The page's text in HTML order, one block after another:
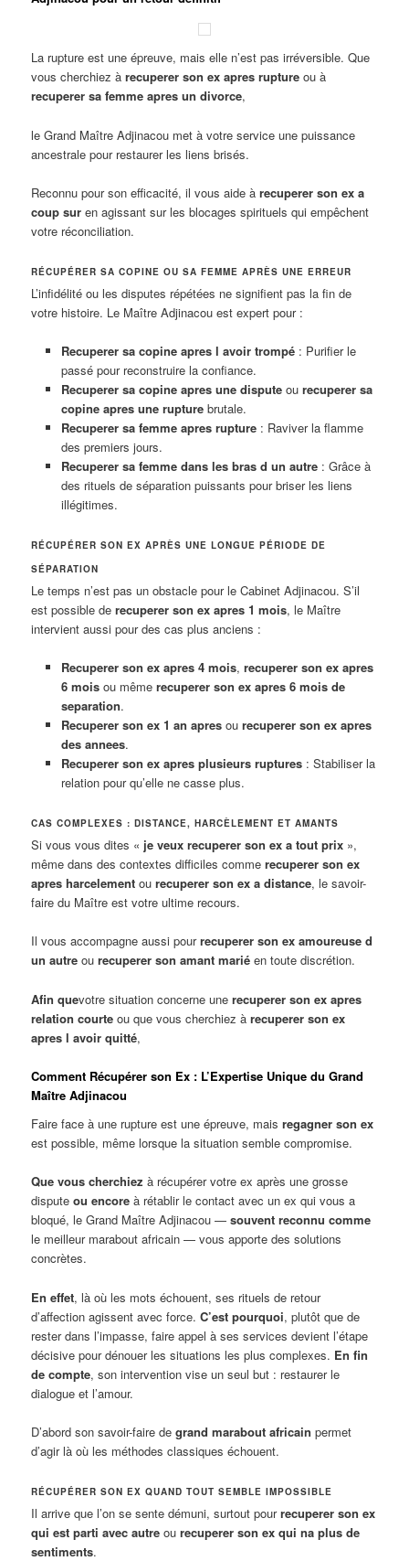
La rupture est une épreuve, mais elle n’est pas irréversible. Que
vous cherchiez àrecuperer son ex apres rupture ou à
recuperer sa femme apres un divorce,
le Grand Maître Adjinacou met à votre service une puissance
ancestrale pour restaurer les liens brisés.
Reconnu pour son efficacité, il vous aide àrecuperer son ex a
coup sur en agissant sur les blocages spirituels qui empêchent
votre réconciliation.
RÉCUPÉRER SA COPINE OU SA FEMME APRÈS UNE ERREUR
L’infidélité ou les disputes répétées ne signifient pas la fin de
votre histoire. Le Maître Adjinacou est expert pour :
Recuperer sa copine apres l avoir trompé: Purifier le
passé pour reconstruire la confiance.
Recuperer sa copine apres une disputeou recuperer sa
copine apres une rupturebrutale.
Recuperer sa femme apres rupture: Raviver la flamme
des premiers jours.
Recuperer sa femme dans les bras d un autre: Grâce à
des rituels de séparation puissants pour briser les liens
illégitimes.
RÉCUPÉRER SON EX APRÈS UNE LONGUE PÉRIODE DE
SÉPARATION
Le temps n’est pas un obstacle pour le Cabinet Adjinacou. S’il
est possible derecuperer son ex apres 1 mois, le Maître
intervient aussi pour des cas plus anciens :
Recuperer son ex apres 4 mois, recuperer son ex apres
6 moisou même recuperer son ex apres 6 mois de
separation.
Recuperer son ex 1 an apresou recuperer son ex apres
des annees.
Recuperer son ex apres plusieurs ruptures: Stabiliser la
relation pour qu’elle ne casse plus.
CAS COMPLEXES : DISTANCE, HARCÈLEMENT ET AMANTS
Si vous vous dites « je veux recuperer son ex a tout prix »,
même dans des contextes difficiles commerecuperer son ex
apres harcelement ourecuperer son ex a distance, le savoir-
faire du Maître est votre ultime recours.
Il vous accompagne aussi pourrecuperer son ex amoureuse d
un autre ourecuperer son amant marié en toute discrétion.
Afin quevotre situation concerne unerecuperer son ex apres
relation courte ou que vous cherchiez àrecuperer son ex
apres l avoir quitté,
Comment Récupérer son Ex : L’Expertise Unique du Grand
Maître Adjinacou
Faire face à une rupture est une épreuve, maisregagner son ex
est possible, même lorsque la situation semble compromise.
Que vous cherchiez à récupérer votre ex après une grosse
disputeou encore à rétablir le contact avec un ex qui vous a
bloqué, le Grand Maître Adjinacou —souvent reconnu comme
le meilleur marabout africain — vous apporte des solutions
concrètes.
En effet, là où les mots échouent, ses rituels de retour
d’affection agissent avec force.C’est pourquoi, plutôt que de
rester dans l’impasse, faire appel à ses services devient l’étape
décisive pour dénouer les situations les plus complexes. En fin
de compte, son intervention vise un seul but : restaurer le
dialogue et l’amour.
D’abord son savoir-faire degrand marabout africain permet
d’agir là où les méthodes classiques échouent.
RÉCUPÉRER SON EX QUAND TOUT SEMBLE IMPOSSIBLE
Il arrive que l’on se sente démuni, surtout pourrecuperer son ex
qui est parti avec autre ourecuperer son ex qui na plus de
sentiments.